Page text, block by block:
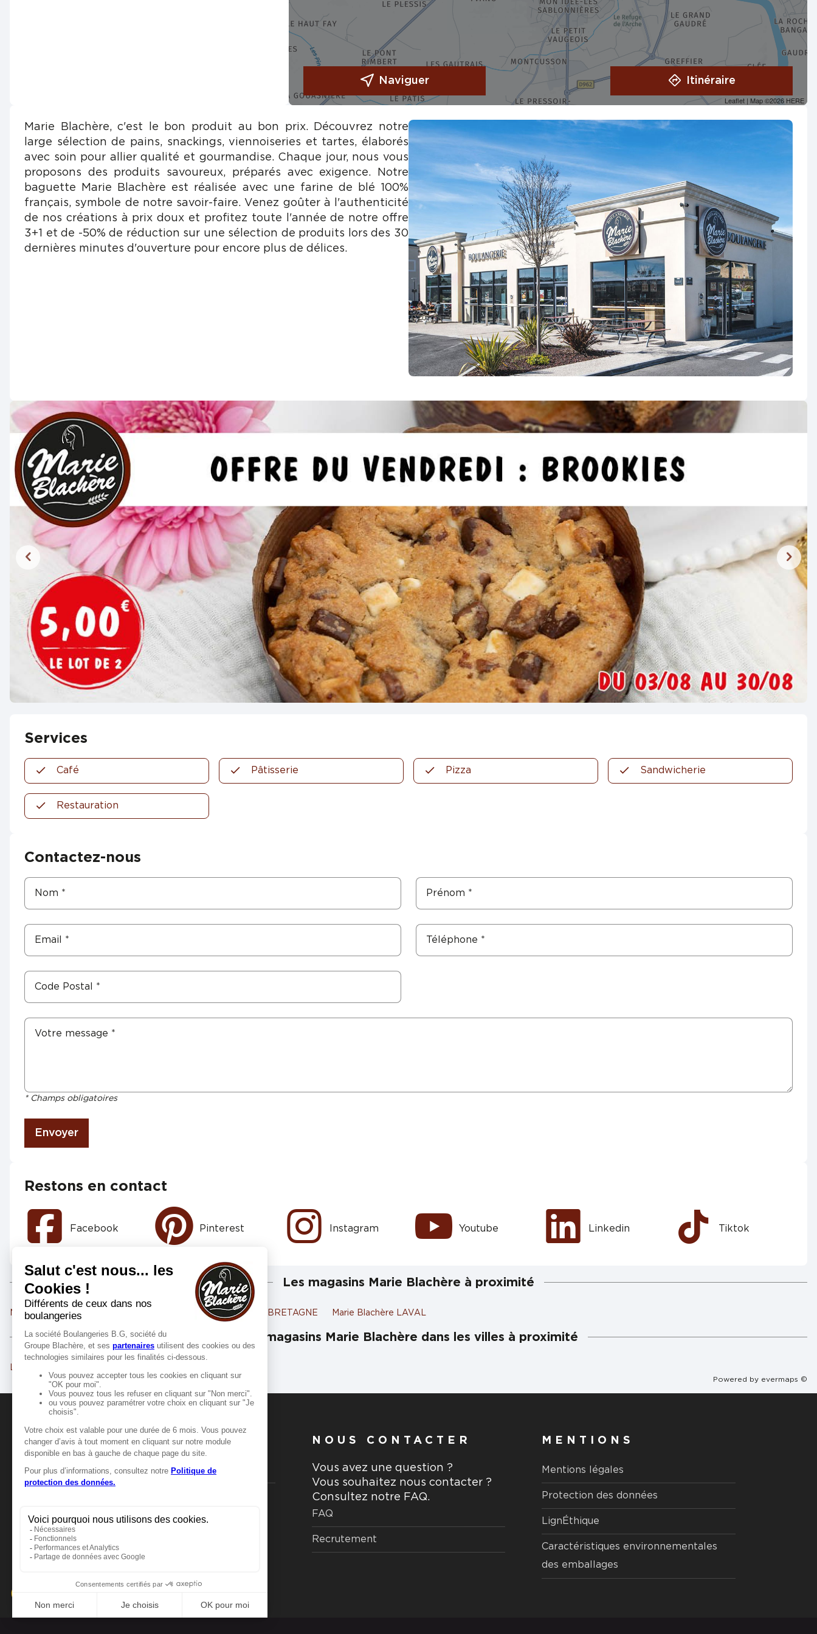
Leaflet | Map ©2026 HERE
Naviguer Itinéraire
Marie Blachère, c'est le bon produit au bon prix. Découvrez notre
large sélection de pains, snackings, viennoiseries et tartes, élaborés
avec soin pour allier qualité et gourmandise. Chaque jour, nous vous
proposons des produits savoureux, préparés avec exigence. Notre
baguette Marie Blachère est réalisée avec une farine de blé 100%
français, symbole de notre savoir-faire. Venez goûter à l'authenticité
de nos créations à prix doux et profitez toute l'année de notre offre
3+1 et de -50% de réduction sur une sélection de produits lors des 30
dernières minutes d'ouverture pour encore plus de délices.
Services
Café Pâtisserie Pizza Sandwicherie
Restauration
Contactez-nous
* Champs obligatoires
Envoyer
Restons en contact
Facebook Pinterest Instagram Youtube Linkedin Tiktok
Les magasins Marie Blachère à proximité
Marie Blachère LAVAL 3 Marie Blachère LAVAL BRETAGNE Marie Blachère LAVAL
Les magasins Marie Blachère dans les villes à proximité
Laval
Powered by evermaps ©
MANGER-BOUGER
Manger-Bouger.fr
NOUS CONTACTER
Vous avez une question ?
Vous souhaitez nous contacter ?
Consultez notre FAQ.
FAQ
Recrutement
MENTIONS
Mentions légales
Protection des données
LignÉthique
Caractéristiques environnementales
des emballages